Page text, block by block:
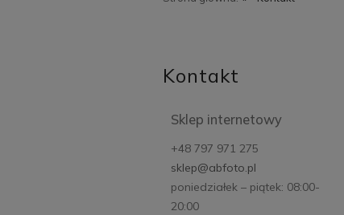
Kontakt
Sklep internetowy
+48 797 971 275
sklep@abfoto.pl
poniedziałek – piątek: 08:00-
20:00